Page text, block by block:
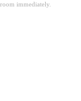
room immediately.